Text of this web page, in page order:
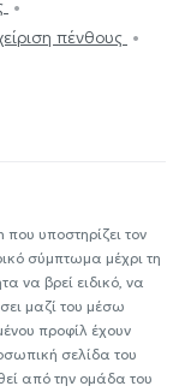
πένθους
υποστηρίζει τον
σύμπτωμα μέχρι τη
να βρεί ειδικό, να
μαζί του μέσω
προφίλ έχουν
σελίδα του
από την ομάδα του